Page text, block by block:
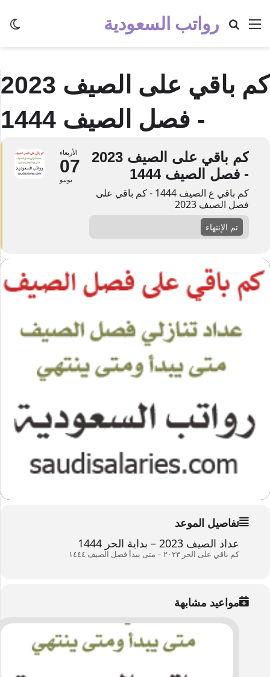
رواتب السعودية القائمة بحث عن
كم باقي على الصيف 2023
- فصل الصيف 1444
الأربعاء
07
يونيو
كم باقي على الصيف 2023
- فصل الصيف 1444
كم باقي ع الصيف 1444 - كم باقي على
فصل الصيف 2023
تم الإنتهاء
تفاصيل الموعد
عداد الصيف 2023 – بداية الحر 1444
كم باقي على الحر ۲۰۲۳ – متى يبدأ فصل الصيف ۱٤٤٤
مواعيد مشابهة